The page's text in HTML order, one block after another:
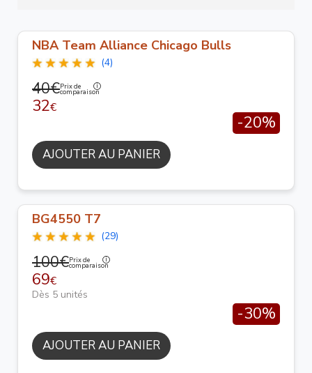
NBA Team Alliance Chicago Bulls
(4)
40€Prix de
comparaison
32€
-20%
AJOUTER AU PANIER
BG4550 T7
(29)
100€Prix de
comparaison
69€
Dès 5 unités
-30%
AJOUTER AU PANIER